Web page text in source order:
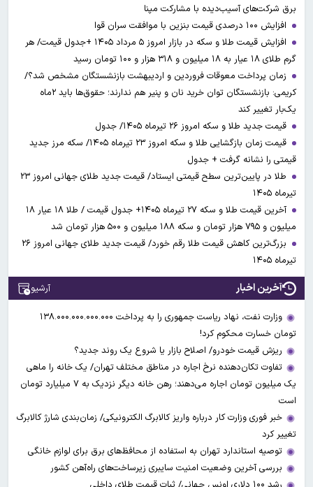
برق شرکت‌های آسیب‌دیده با مشارکت مپنا
افزایش ۱۰۰ درصدی قیمت بنزین با موافقت سران قوا
افزایش قیمت طلا و سکه در بازار امروز ۵ مرداد ۱۴۰۵ +جدول قیمت/ هر
گرم طلای ۱۸ عیار به ۱۸ میلیون و ۳۱۸ هزار و ۱۰۰ تومان رسید
زمان پرداخت معوقات فروردین و اردیبهشت بازنشستگان مشخص شد؟/
کریمی: بازنشستگان توان خرید نان و پنیر هم ندارند؛ حقوق‌ها باید ۲ماه
یک‌بار تغییر کند
قیمت جدید طلا و سکه امروز ۲۶ تیرماه ۱۴۰۵/ جدول
قیمت زمان بازگشایی طلا و سکه امروز ۲۳ تیرماه ۱۴۰۵/ سکه مرز جدید
قیمتی را نشانه گرفت + جدول
طلا در پایین‌ترین سطح قیمتی ایستاد/ قیمت جدید طلای جهانی امروز ۲۳
تیرماه ۱۴۰۵
آخرین قیمت طلا و سکه ۲۷ تیرماه ۱۴۰۵+ جدول قیمت / طلا ۱۸ عیار ۱۸
میلیون و ۷۹۵ هزار تومان و سکه ۱۸۸ میلیون و ۵۰۰ هزار تومان شد
بزرگ‌ترین کاهش قیمت طلا رقم خورد/ قیمت جدید طلای جهانی امروز ۲۶
تیرماه ۱۴۰۵
آخرین اخبار آرشیو
وزارت نفت، نهاد ریاست جمهوری را به پرداخت ۱۳۸.۰۰۰.۰۰۰.۰۰۰.۰۰۰
تومان خسارت محکوم کرد!
ریزش قیمت خودرو/ اصلاح بازار یا شروع یک روند جدید؟
تفاوت تکان‌دهنده نرخ اجاره در مناطق مختلف تهران/ یک خانه را ماهی
یک میلیون تومان اجاره می‌دهند؛ رهن خانه دیگر نزدیک به ۷ میلیارد تومان
است
خبر فوری وزارت کار درباره واریز کالابرگ الکترونیکی/ زمان‌بندی شارژ کالابرگ
تغییر کرد
توصیه استاندارد تهران به استفاده از محافظ‌های برق برای لوازم خانگی
بررسی آخرین وضعیت امنیت سایبری زیرساخت‌های راه‌آهن کشور